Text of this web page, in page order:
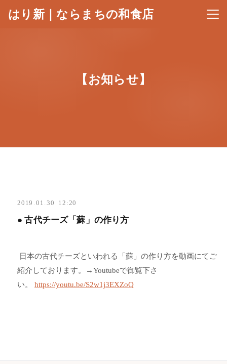
はり新｜ならまちの和食店 メニ
【お知らせ】
2019 . 01 . 30 12:20
● 古代チーズ「蘇」の作り方
日本の古代チーズといわれる「蘇」の作り方を動画にてご
紹介しております。→Youtubeで御覧下さ
い。 https://youtu.be/S2w1j3EXZoQ